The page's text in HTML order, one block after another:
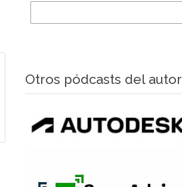
Otros pódcasts del autor